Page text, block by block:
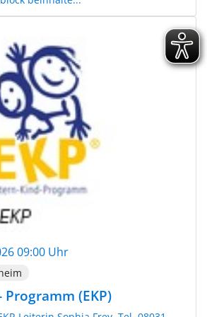
09:00 Uhr
(EKP)